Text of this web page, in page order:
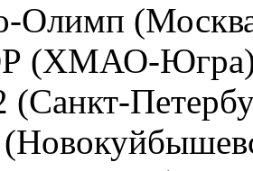
Олимп
(ХМАО-
(Санкт-